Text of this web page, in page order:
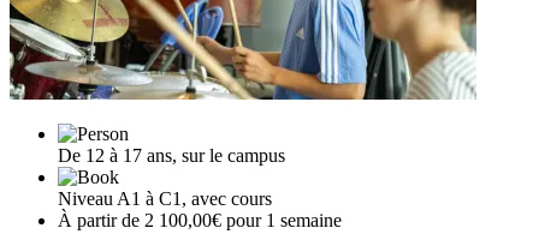
De 12 à 17 ans, sur le campus
Niveau A1 à C1, avec cours
À partir de 2 100,00€ pour 1 semaine